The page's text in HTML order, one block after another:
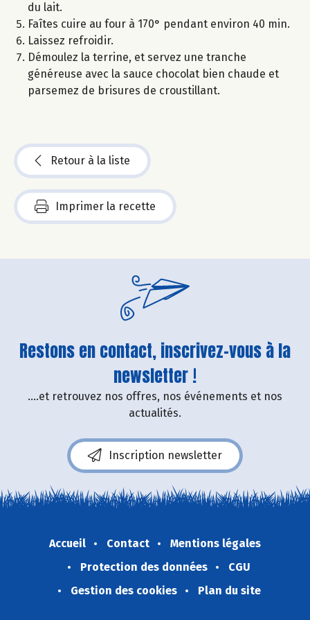
du lait.
Faîtes cuire au four à 170° pendant environ 40 min.
Laissez refroidir.
Démoulez la terrine, et servez une tranche
généreuse avec la sauce chocolat bien chaude et
parsemez de brisures de croustillant.
Retour à la liste
Imprimer la recette
Restons en contact, inscrivez-vous à la
newsletter !
....et retrouvez nos offres, nos événements et nos
actualités.
Inscription newsletter
Accueil Contact
Mentions légales
Protection des données
CGU
Gestion des cookies
Plan du site